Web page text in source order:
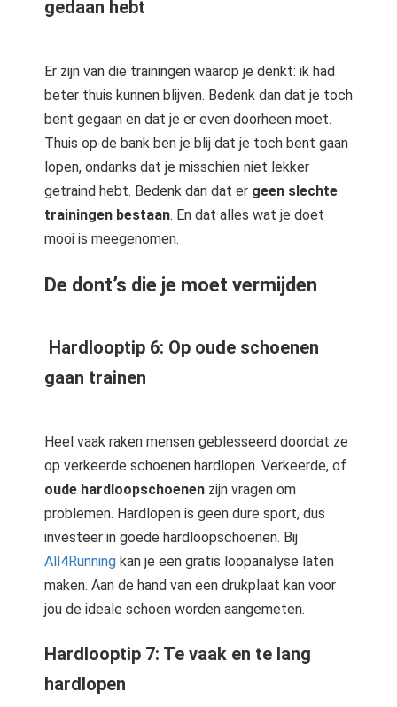
gedaan hebt
Er zijn van die trainingen waarop je denkt: ik had
beter thuis kunnen blijven. Bedenk dan dat je toch
bent gegaan en dat je er even doorheen moet.
Thuis op de bank ben je blij dat je toch bent gaan
lopen, ondanks dat je misschien niet lekker
getraind hebt. Bedenk dan dat er geen slechte
trainingen bestaan. En dat alles wat je doet
mooi is meegenomen.
De dont’s die je moet vermijden
Hardlooptip 6: Op oude schoenen
gaan trainen
Heel vaak raken mensen geblesseerd doordat ze
op verkeerde schoenen hardlopen. Verkeerde, of
oude hardloopschoenen zijn vragen om
problemen. Hardlopen is geen dure sport, dus
investeer in goede hardloopschoenen. Bij
All4Running kan je een gratis loopanalyse laten
maken. Aan de hand van een drukplaat kan voor
jou de ideale schoen worden aangemeten.
Hardlooptip 7: Te vaak en te lang
hardlopen